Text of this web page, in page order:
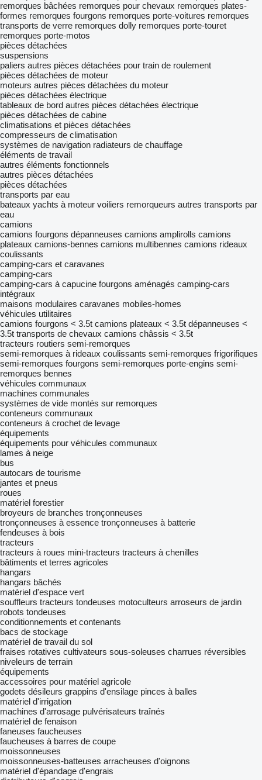
remorques bâchées remorques pour chevaux remorques plates-
formes remorques fourgons remorques porte-voitures remorques
transports de verre remorques dolly remorques porte-touret
remorques porte-motos
pièces détachées
suspensions
paliers autres pièces détachées pour train de roulement
pièces détachées de moteur
moteurs autres pièces détachées du moteur
pièces détachées électrique
tableaux de bord autres pièces détachées électrique
pièces détachées de cabine
climatisations et pièces détachées
compresseurs de climatisation
systèmes de navigation radiateurs de chauffage
éléments de travail
autres éléments fonctionnels
autres pièces détachées
pièces détachées
transports par eau
bateaux yachts à moteur voiliers remorqueurs autres transports par
eau
camions
camions fourgons dépanneuses camions amplirolls camions
plateaux camions-bennes camions multibennes camions rideaux
coulissants
camping-cars et caravanes
camping-cars
camping-cars à capucine fourgons aménagés camping‐cars
intégraux
maisons modulaires caravanes mobiles-homes
véhicules utilitaires
camions fourgons < 3.5t camions plateaux < 3.5t dépanneuses <
3.5t transports de chevaux camions châssis < 3.5t
tracteurs routiers semi-remorques
semi-remorques à rideaux coulissants semi-remorques frigorifiques
semi-remorques fourgons semi-remorques porte-engins semi-
remorques bennes
véhicules communaux
machines communales
systèmes de vide montés sur remorques
conteneurs communaux
conteneurs à crochet de levage
équipements
équipements pour véhicules communaux
lames à neige
bus
autocars de tourisme
jantes et pneus
roues
matériel forestier
broyeurs de branches tronçonneuses
tronçonneuses à essence tronçonneuses à batterie
fendeuses à bois
tracteurs
tracteurs à roues mini-tracteurs tracteurs à chenilles
bâtiments et terres agricoles
hangars
hangars bâchés
matériel d'espace vert
souffleurs tracteurs tondeuses motoculteurs arroseurs de jardin
robots tondeuses
conditionnements et contenants
bacs de stockage
matériel de travail du sol
fraises rotatives cultivateurs sous-soleuses charrues réversibles
niveleurs de terrain
équipements
accessoires pour matériel agricole
godets désileurs grappins d'ensilage pinces à balles
matériel d'irrigation
machines d'arrosage pulvérisateurs traînés
matériel de fenaison
faneuses faucheuses
faucheuses à barres de coupe
moissonneuses
moissonneuses-batteuses arracheuses d'oignons
matériel d'épandage d'engrais